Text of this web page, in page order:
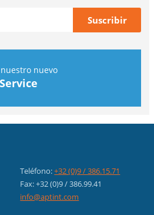
nuevo
Teléfono:+32 (0)9 / 386.15.71
Fax: +32 (0)9 / 386.99.41
info@aptint.com